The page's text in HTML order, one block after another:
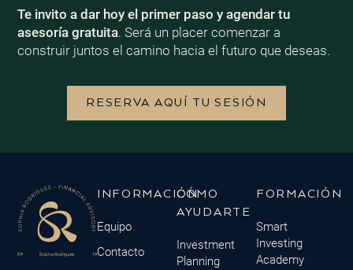
Te invito a dar hoy el primer paso y agendar tu
asesoría gratuita. Será un placer comenzar a
construir juntos el camino hacia el futuro que deseas.
RESERVA AQUÍ TU SESIÓN
INFORMACIÓN
Equipo
Contacto
CÓMO
AYUDARTE
Investment
Planning
FORMACIÓN
Smart
Investing
Academy